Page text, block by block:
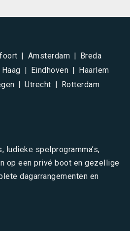
Amsterdam
Breda
Haag Eindhoven
Haarlem
Utrecht Rotterdam
ludieke spelprogramma’s,
op een privé boot en gezellige
dagarrangementen en